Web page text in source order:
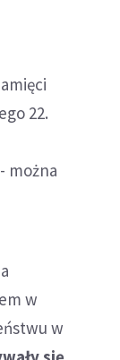
22.
można
w
w